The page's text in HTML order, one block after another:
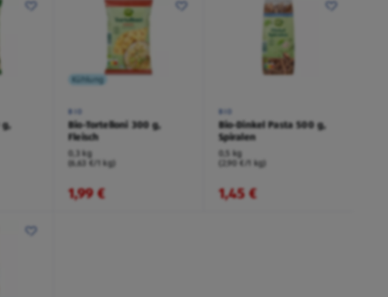
Kühlung
BIO
Bio-Tortelloni 300 g,
Fleisch
0,3 kg
(6,63 €/1 kg)
1,99 €
BIO
Bio-Dinkel Pasta 500 g,
Spiralen
0,5 kg
(2,90 €/1 kg)
1,45 €